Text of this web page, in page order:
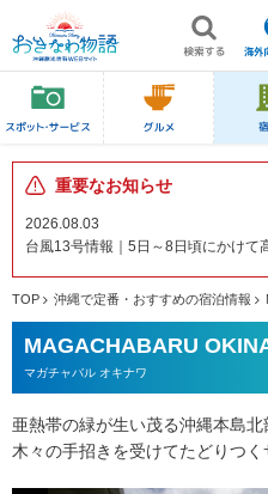
重要なお知らせ
2026.08.03
台風13号情報｜5日～8日頃にかけて
TOP 沖縄で定番・おすすめの宿泊情報
MAGACHABARU
マガチャバル オキナワ
亜熱帯の緑が生い茂る沖縄本島北
木々の手招きを受けてたどりつく